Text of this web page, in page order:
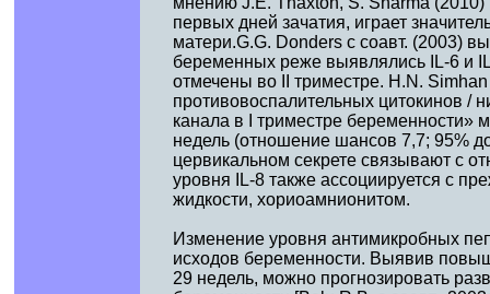
первых дней зачатия, играет
матери.G.G. Donders с соавт. (2003)
беременных реже выявлялись IL-6 и
отмечены во II триместре. H.N.
противовоспалительных цитокинов /
канала в I триместре беременности»
недель (отношение шансов 7,7; 95%
цервикальном секрете связывают с
уровня IL-8 также ассоциируется с
жидкости, хориоамнионитом.
Изменение уровня антимикробных
исходов беременности. Выявив
29 недель, можно прогнозировать